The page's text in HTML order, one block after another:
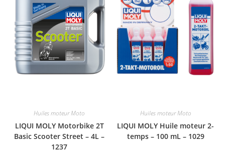
Huiles moteur Moto
LIQUI MOLY Motorbike 2T
Basic Scooter Street – 4L –
1237
Huiles moteur Moto
LIQUI MOLY Huile moteur 2-
temps – 100 mL – 1029